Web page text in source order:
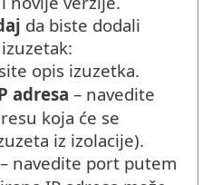
da biste dodali
opis izuzetka.
adresa – navedite
koja će se
iz izolacije).
– navedite port putem